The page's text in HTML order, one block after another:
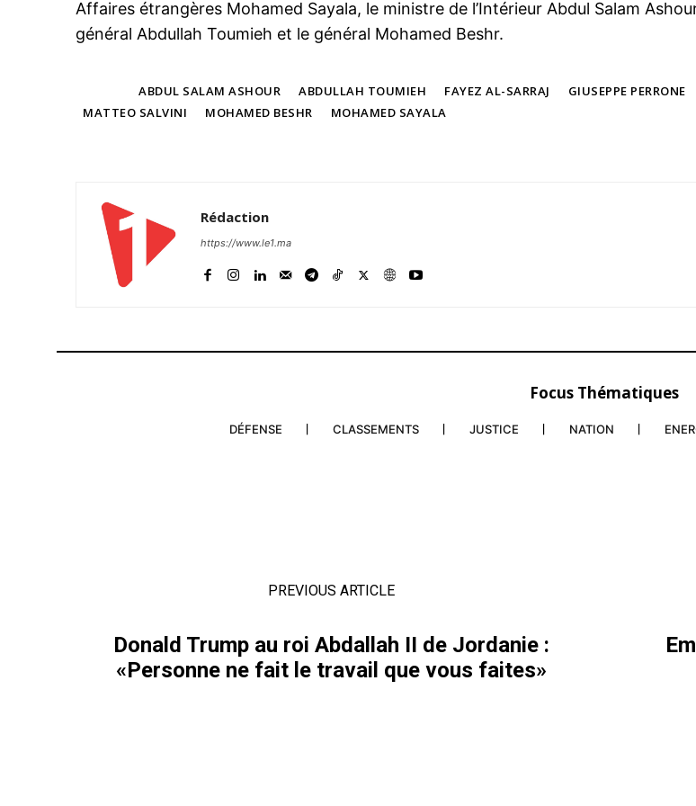
Affaires étrangères Mohamed Sayala, le ministre de l’Intérieur Abdul Salam
général Abdullah Toumieh et le général Mohamed Beshr.
ABDUL SALAM ASHOUR ABDULLAH TOUMIEH FAYEZ AL-SARRAJ GIUSEPPE PERRONE
MATTEO SALVINI
MOHAMED BESHR MOHAMED SAYALA
Rédaction
https://www.le1.ma
Focus Thématiques
DÉFENSE CLASSEMENTS JUSTICE NATION
PREVIOUS ARTICLE
Donald Trump au roi Abdallah II de Jordanie :
«Personne ne fait le travail que vous faites»